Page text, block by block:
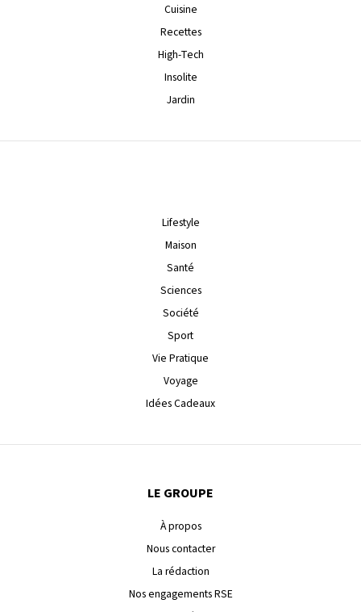
Cuisine
Recettes
High-Tech
Insolite
Jardin
Lifestyle
Maison
Santé
Sciences
Société
Sport
Vie Pratique
Voyage
Idées Cadeaux
LE GROUPE
À propos
Nous contacter
La rédaction
Nos engagements RSE